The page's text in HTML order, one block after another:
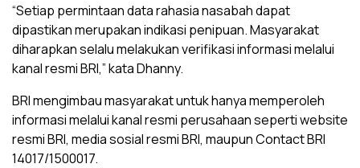
‎“Setiap permintaan data rahasia nasabah dapat
dipastikan merupakan indikasi penipuan. Masyarakat
diharapkan selalu melakukan verifikasi informasi melalui
kanal resmi BRI,” kata Dhanny.
‎BRI mengimbau masyarakat untuk hanya memperoleh
informasi melalui kanal resmi perusahaan seperti website
resmi BRI, media sosial resmi BRI, maupun Contact BRI
14017/1500017.